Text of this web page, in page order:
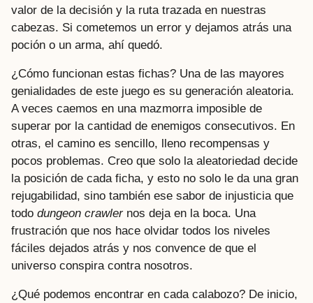
valor de la decisión y la ruta trazada en nuestras
cabezas. Si cometemos un error y dejamos atrás una
poción o un arma, ahí quedó.
¿Cómo funcionan estas fichas? Una de las mayores
genialidades de este juego es su generación aleatoria.
A veces caemos en una mazmorra imposible de
superar por la cantidad de enemigos consecutivos. En
otras, el camino es sencillo, lleno recompensas y
pocos problemas. Creo que solo la aleatoriedad decide
la posición de cada ficha, y esto no solo le da una gran
rejugabilidad, sino también ese sabor de injusticia que
todo dungeon crawlernos deja en la boca. Una
frustración que nos hace olvidar todos los niveles
fáciles dejados atrás y nos convence de que el
universo conspira contra nosotros.
¿Qué podemos encontrar en cada calabozo? De inicio,